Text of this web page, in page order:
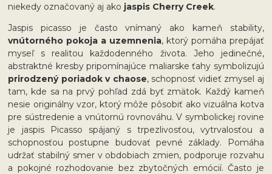
niekedy označovaný aj ako jaspis Cherry Creek.
Jaspis picasso je často vnímaný ako kameň stability,
vnútorného pokoja a uzemnenia, ktorý pomáha prepájať
myseľ s realitou každodenného života. Jeho jedinečné,
abstraktné kresby pripomínajúce maliarske ťahy symbolizujú
prirodzený poriadok v chaose, schopnosť vidieť zmysel aj
tam, kde sa na prvý pohľad zdá byť zmätok. Každý kameň
nesie originálny vzor, ktorý môže pôsobiť ako vizuálna kotva
pre sústredenie a vnútornú rovnováhu. V symbolickej rovine
je jaspis Picasso spájaný s trpezlivosťou, vytrvalosťou a
schopnosťou postupne budovať pevné základy. Pomáha
udržať stabilný smer v obdobiach zmien, podporuje rozvahu
a pokojné rozhodovanie bez zbytočných emócií. Často je